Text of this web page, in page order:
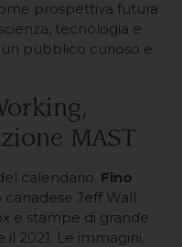
prospettiva futura
tecnologia e
pubblico curioso e
MAST
calendario. Fino
canadese Jeff Wall
e stampe di grande
2021. Le immagini,